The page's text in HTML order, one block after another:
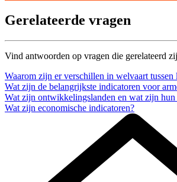
Gerelateerde vragen
Vind antwoorden op vragen die gerelateerd
Waarom zijn er verschillen in welvaart tussen
Wat zijn de belangrijkste indicatoren voor
Wat zijn ontwikkelingslanden en wat zijn hun
Wat zijn economische indicatoren?